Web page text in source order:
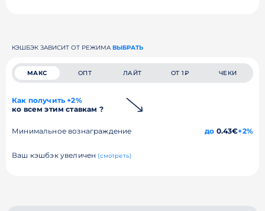
КЭШБЭК ЗАВИСИТ ОТ РЕЖИМА ВЫБРАТЬ
МАКС ОПТ ЛАЙТ ОТ 1₽ ЧЕКИ
Как получить +2%
ко всем этим ставкам ?
Минимальное вознаграждение до 0.43€+2%
Ваш кэшбэк увеличен (смотреть)